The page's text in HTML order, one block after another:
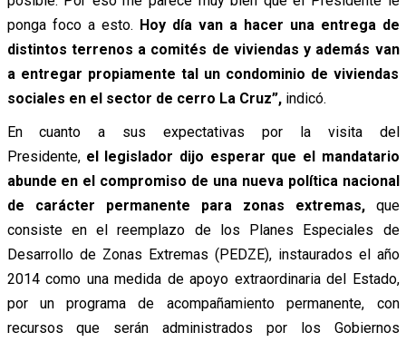
ponga foco a esto. Hoy día van a hacer una entrega de
distintos terrenos a comités de viviendas y además van
a entregar propiamente tal un condominio de viviendas
sociales en el sector de cerro La Cruz”, indicó.
En cuanto a sus expectativas por la visita del
Presidente, el legislador dijo esperar que el mandatario
abunde en el compromiso de una nueva política nacional
de carácter permanente para zonas extremas,que
consiste en el reemplazo de los Planes Especiales de
Desarrollo de Zonas Extremas (PEDZE), instaurados el año
2014 como una medida de apoyo extraordinaria del Estado,
por un programa de acompañamiento permanente, con
recursos que serán administrados por los Gobiernos